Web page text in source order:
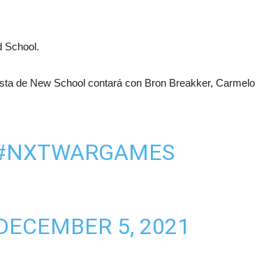
School.
de New School contará con Bron Breakker, Carmelo
5, 2021